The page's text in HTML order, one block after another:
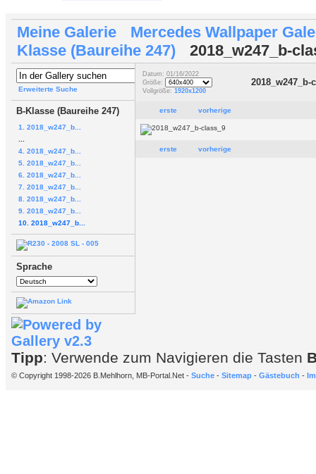
Meine Galerie
Mercedes Wallpaper
Klasse (Baureihe 247)
2018_w247_b-
Erweiterte Suche
B-Klasse (Baureihe 247)
1. 2018_w247_b...
4. 2018_w247_b...
5. 2018_w247_b...
6. 2018_w247_b...
7. 2018_w247_b...
8. 2018_w247_b...
9. 2018_w247_b...
10. 2018_w247_b...
Sprache
Datum: 01/16/2022
Größe:
Vollgröße: 1920x1200
2018_w247_b-
erste vorherige
erste vorherige
Tipp: Verwende zum Navigieren die Tasten
© Copyright 1998-2026 B.Mehlhorn, MB-Portal.Net - Suche - Sitemap - Gästebuch -